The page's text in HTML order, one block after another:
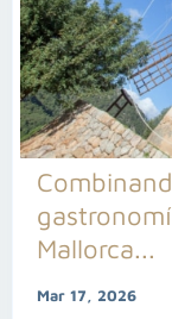
Mallorca...
Mar 17, 2026